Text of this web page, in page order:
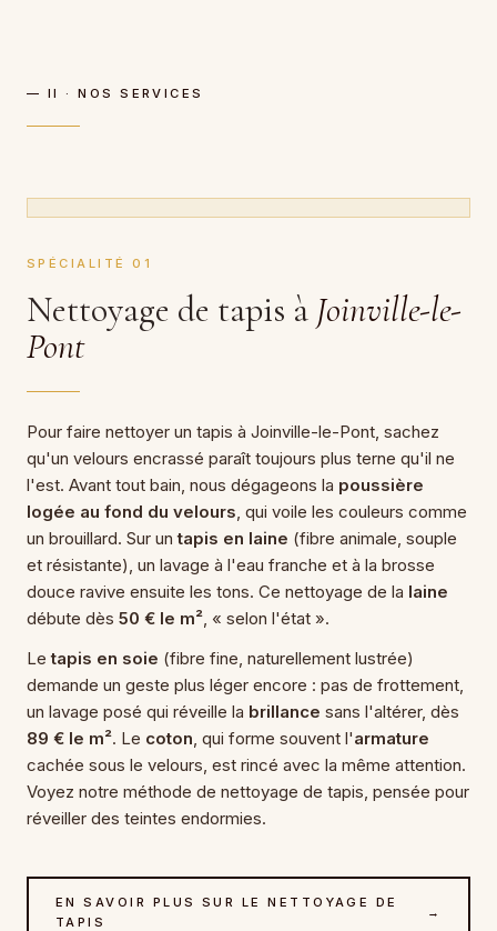
— II · NOS SERVICES
SPÉCIALITÉ 01
Nettoyage de tapis à Joinville-le-
Pont
Pour faire nettoyer un tapis à Joinville-le-Pont, sachez
qu'un velours encrassé paraît toujours plus terne qu'il ne
l'est. Avant tout bain, nous dégageons la poussière
logée au fond du velours, qui voile les couleurs comme
un brouillard. Sur untapis en laine (fibre animale, souple
et résistante), un lavage à l'eau franche et à la brosse
douce ravive ensuite les tons. Ce nettoyage de la laine
débute dès 50 € le m², « selon l'état ».
Letapis en soie (fibre fine, naturellement lustrée)
demande un geste plus léger encore : pas de frottement,
un lavage posé qui réveille la brillance sans l'altérer, dès
89 € le m². Le coton, qui forme souvent l'armature
cachée sous le velours, est rincé avec la même attention.
Voyez notre méthode de nettoyage de tapis, pensée pour
réveiller des teintes endormies.
EN SAVOIR PLUS SUR LE NETTOYAGE DE
TAPIS
→